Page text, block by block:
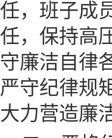
任，班子成
任，保持高
守廉洁自律
严守纪律规
大力营造廉